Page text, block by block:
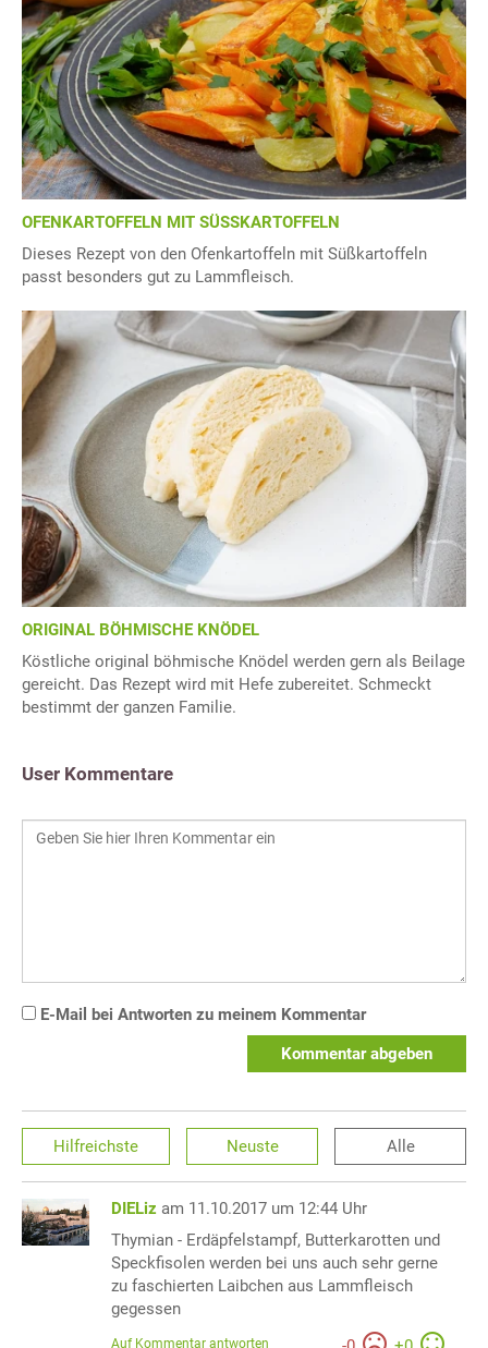
OFENKARTOFFELN MIT SÜSSKARTOFFELN
Dieses Rezept von den Ofenkartoffeln mit Süßkartoffeln
passt besonders gut zu Lammfleisch.
ORIGINAL BÖHMISCHE KNÖDEL
Köstliche original böhmische Knödel werden gern als Beilage
gereicht. Das Rezept wird mit Hefe zubereitet. Schmeckt
bestimmt der ganzen Familie.
User Kommentare
E-Mail bei Antworten zu meinem Kommentar
Kommentar abgeben
Hilfreichste Neuste Alle
DIELiz am 11.10.2017 um 12:44 Uhr
Thymian - Erdäpfelstampf, Butterkarotten und
Speckfisolen werden bei uns auch sehr gerne
zu faschierten Laibchen aus Lammfleisch
gegessen
Auf Kommentar antworten